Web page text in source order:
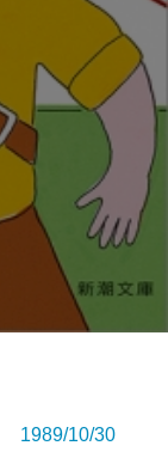
1989/10/30